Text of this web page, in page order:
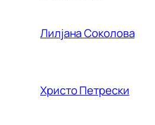
Лилjана Соколова
Христо Петрески